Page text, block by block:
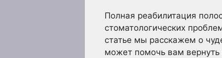
Полная реабилитация
стоматологических
статье мы расскажем о
может помочь вам вернуть